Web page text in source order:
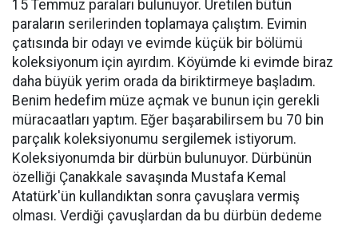
15 Temmuz paraları bulunuyor. Üretilen bütün
paraların serilerinden toplamaya çalıştım. Evimin
çatısında bir odayı ve evimde küçük bir bölümü
koleksiyonum için ayırdım. Köyümde ki evimde biraz
daha büyük yerim orada da biriktirmeye başladım.
Benim hedefim müze açmak ve bunun için gerekli
müracaatları yaptım. Eğer başarabilirsem bu 70 bin
parçalık koleksiyonumu sergilemek istiyorum.
Koleksiyonumda bir dürbün bulunuyor. Dürbünün
özelliği Çanakkale savaşında Mustafa Kemal
Atatürk'ün kullandıktan sonra çavuşlara vermiş
olması. Verdiği çavuşlardan da bu dürbün dedeme